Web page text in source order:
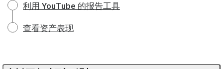
利用 YouTube 的报告工具
查看资产表现